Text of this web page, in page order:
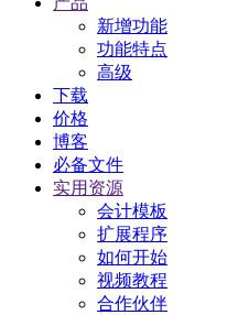
新增功能
功能特点
高级
下载
价格
博客
必备文件
实用资源
会计模板
扩展程序
如何开始
视频教程
合作伙伴